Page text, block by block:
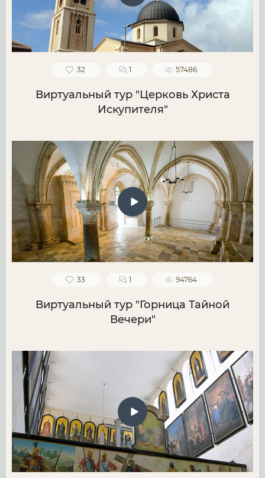
32 1 57486
Виртуальный тур "Церковь Христа
Искупителя"
33 1 94764
Виртуальный тур "Горница Тайной
Вечери"